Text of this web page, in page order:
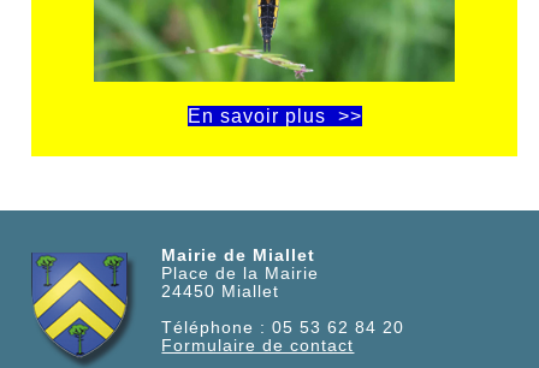
En savoir plus >>
Mairie de Miallet
Place de la Mairie
24450 Miallet
Téléphone :05 53 62 84 20
Formulaire de contact